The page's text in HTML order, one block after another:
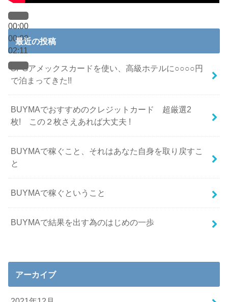
00:00
00:00
02:11
最近の投稿
SPGアメックスカードを使い、高級ホテルに○○○○円
で泊まってきた!!
BUYMAでおすすめのクレジットカード 超厳選2
枚! この２枚さえあれば大丈夫 !
BUYMAで稼ぐこと、それはあなた自身を取り戻すこ
と
BUYMAで稼ぐということ
BUYMAで結果を出す為のはじめの一歩
アーカイブ